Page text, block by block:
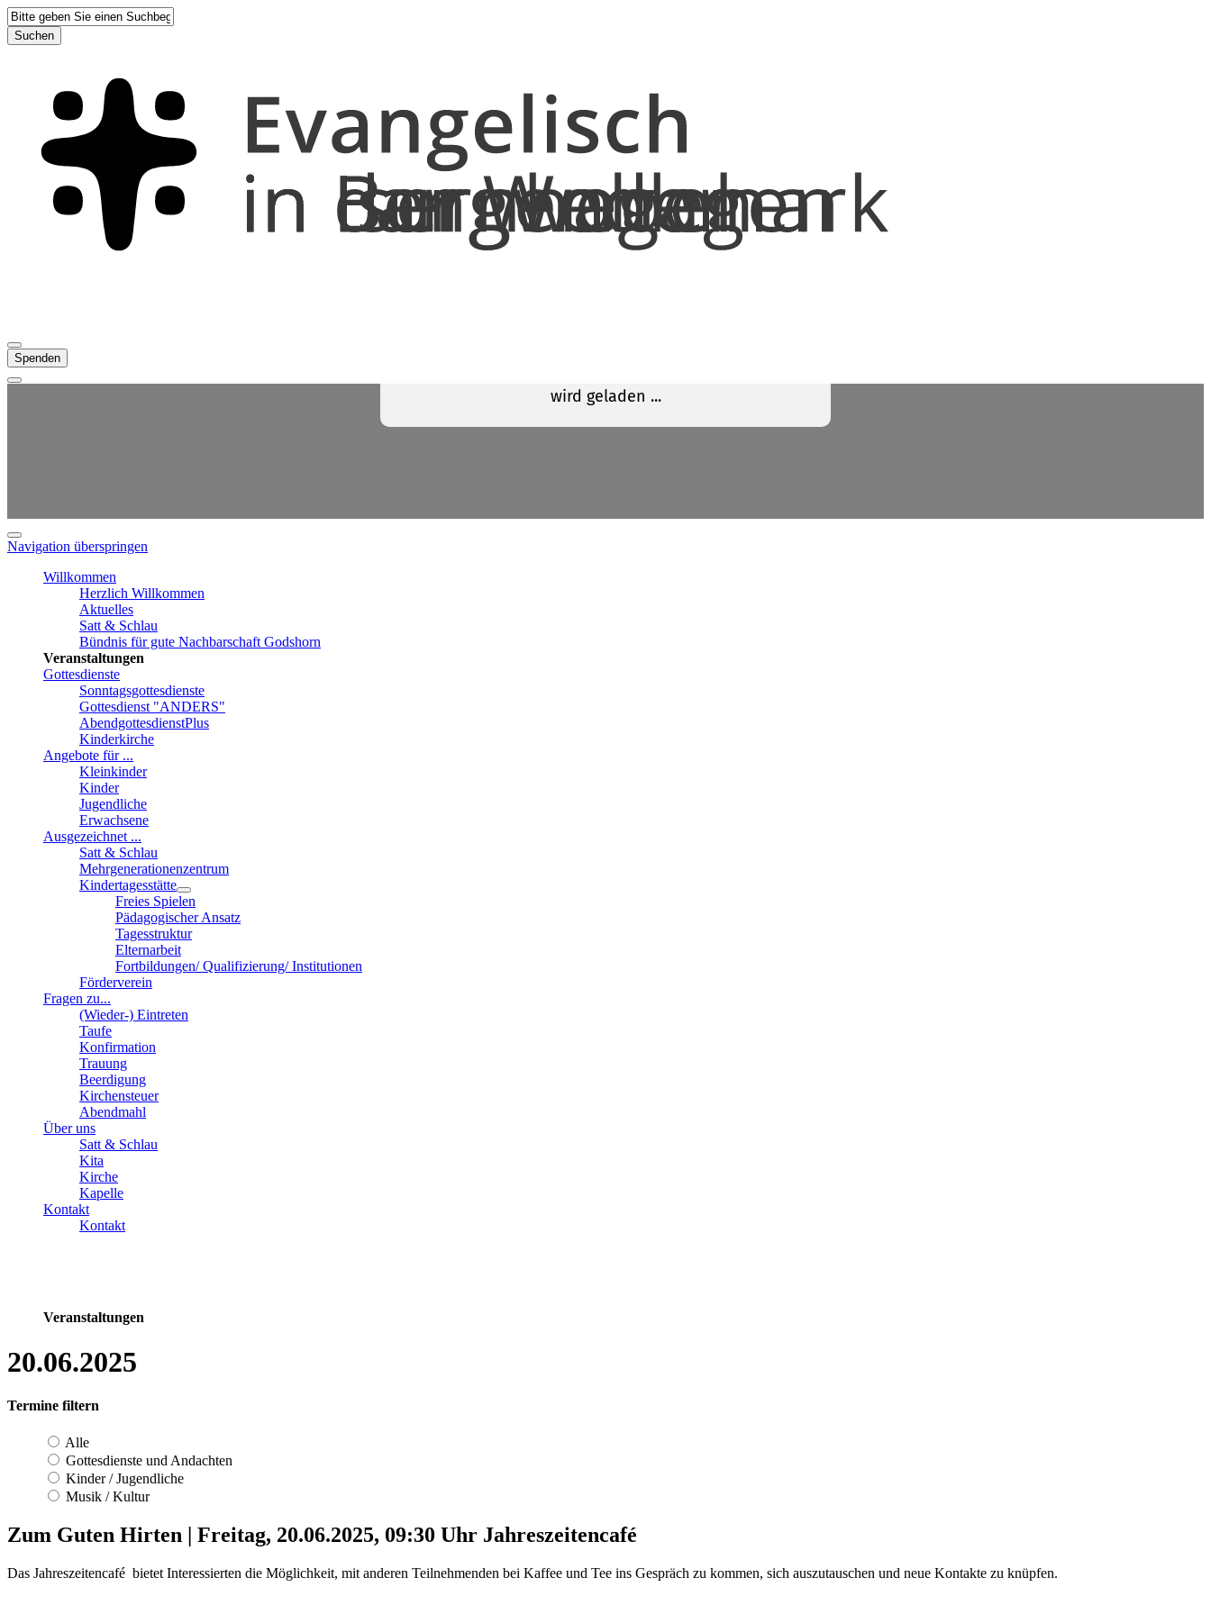
Suchen
Spenden
Navigation überspringen
Willkommen
Herzlich Willkommen
Aktuelles
Satt & Schlau
Bündnis für gute Nachbarschaft Godshorn
Veranstaltungen
Gottesdienste
Sonntagsgottesdienste
Gottesdienst "ANDERS"
AbendgottesdienstPlus
Kinderkirche
Angebote für ...
Kleinkinder
Kinder
Jugendliche
Erwachsene
Ausgezeichnet ...
Satt & Schlau
Mehrgenerationenzentrum
Kindertagesstätte
Freies Spielen
Pädagogischer Ansatz
Tagesstruktur
Elternarbeit
Fortbildungen/ Qualifizierung/ Institutionen
Förderverein
Fragen zu...
(Wieder-) Eintreten
Taufe
Konfirmation
Trauung
Beerdigung
Kirchensteuer
Abendmahl
Über uns
Satt & Schlau
Kita
Kirche
Kapelle
Kontakt
Kontakt
Veranstaltungen
20.06.2025
Termine filtern
Alle
Gottesdienste und Andachten
Kinder / Jugendliche
Musik / Kultur
Zum Guten Hirten Freitag, 20.06.2025, 09:30 Uhr Jahreszeitencafé
Das Jahreszeitencafé bietet Interessierten die Möglichkeit, mit anderen Teilnehmenden bei Kaffee und Tee ins Gespräch zu kommen, sich auszutauschen und neue Kontakte zu knüpfen.